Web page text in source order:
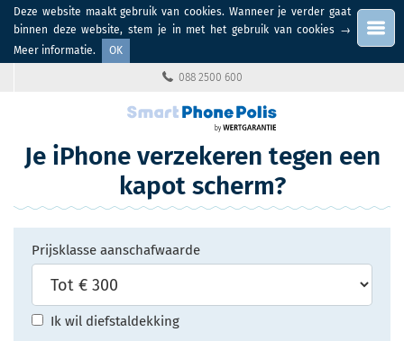
Deze website maakt gebruik van cookies. Wanneer je verder gaat
binnen deze website, stem je in met het gebruik van cookies →
Meer informatie. OK
088 2500 600
Menu
Je iPhone verzekeren tegen een
kapot scherm?
Prijsklasse aanschafwaarde
Ik wil diefstaldekking